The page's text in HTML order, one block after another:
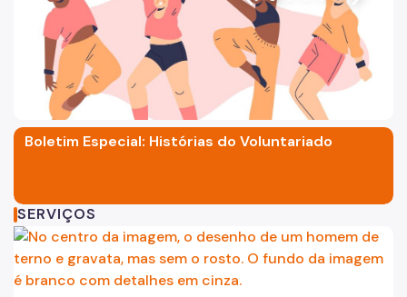
11 mulheres reunidas em um ambiente externo, sob
A imagem é um desenho
Boletim Especial: Histórias do Voluntariado
SERVIÇOS